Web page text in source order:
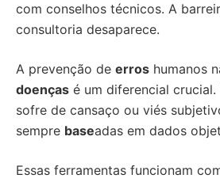
com conselhos técnicos. A
consultoria desaparece.
A prevenção de erros humanos
doenças é um diferencial crucial.
sofre de cansaço ou viés
sempre baseadas em dados
Essas ferramentas funcionam